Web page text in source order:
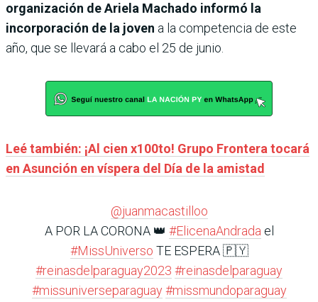
organización de Ariela Machado informó la
incorporación de la joven a la competencia de este
año, que se llevará a cabo el 25 de junio.
Leé también: ¡Al cien x100to! Grupo Frontera tocará
en Asunción en víspera del Día de la amistad
@juanmacastilloo
A POR LA CORONA 👑 #ElicenaAndrada el
#MissUniverso TE ESPERA 🇵🇾
#reinasdelparaguay2023 #reinasdelparaguay
#missuniverseparaguay #missmundoparaguay